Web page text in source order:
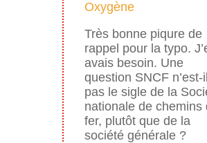
Oxygène
Très bonne piqure de
rappel pour la typo.
avais besoin. Une
question SNCF n’est-il
pas le sigle de la
nationale de chemins
fer, plutôt que de la
société générale ?